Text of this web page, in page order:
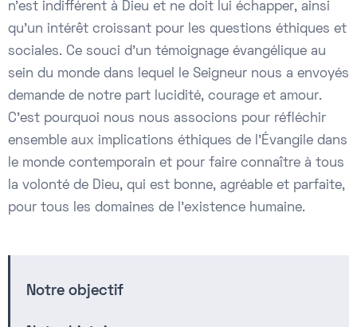
n’est indifférent à Dieu et ne doit lui échapper, ainsi
qu’un intérêt croissant pour les questions éthiques et
sociales. Ce souci d’un témoignage évangélique au
sein du monde dans lequel le Seigneur nous a envoyés
demande de notre part lucidité, courage et amour.
C’est pourquoi nous nous associons pour réfléchir
ensemble aux implications éthiques de l’Évangile dans
le monde contemporain et pour faire connaître à tous
la volonté de Dieu, qui est bonne, agréable et parfaite,
pour tous les domaines de l’existence humaine.
Notre objectif